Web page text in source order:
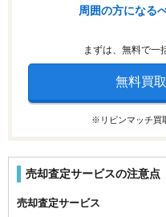
周囲の方になる
まずは、無料で一
無料買
※リビンマッチ買
売却査定サービスの注意点
売却査定サービス